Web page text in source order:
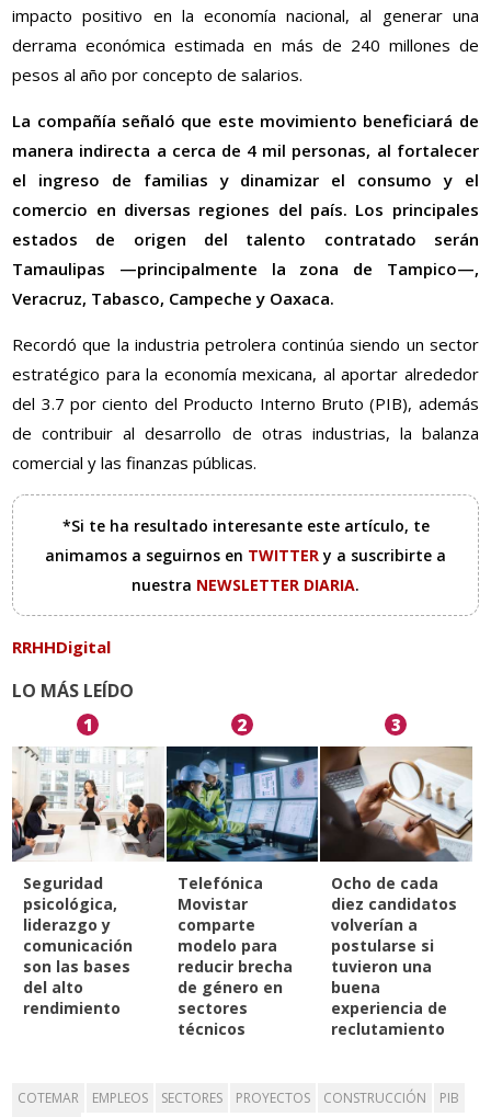
impacto positivo en la economía nacional, al generar una
derrama económica estimada en más de 240 millones de
pesos al año por concepto de salarios.
La compañía señaló que este movimiento beneficiará de
manera indirecta a cerca de 4 mil personas, al fortalecer
el ingreso de familias y dinamizar el consumo y el
comercio en diversas regiones del país. Los principales
estados de origen del talento contratado serán
Tamaulipas —principalmente la zona de Tampico—,
Veracruz, Tabasco, Campeche y Oaxaca.
Recordó que la industria petrolera continúa siendo un sector
estratégico para la economía mexicana, al aportar alrededor
del 3.7 por ciento del Producto Interno Bruto (PIB), además
de contribuir al desarrollo de otras industrias, la balanza
comercial y las finanzas públicas.
*Si te ha resultado interesante este artículo, te
animamos a seguirnos en TWITTERy a suscribirte a
nuestra NEWSLETTER DIARIA.
RRHHDigital
LO MÁS LEÍDO
1
Seguridad
psicológica,
liderazgo y
comunicación
son las bases
del alto
rendimiento
2
Telefónica
Movistar
comparte
modelo para
reducir brecha
de género en
sectores
técnicos
3
Ocho de cada
diez candidatos
volverían a
postularse si
tuvieron una
buena
experiencia de
reclutamiento
COTEMAR EMPLEOS SECTORES PROYECTOS CONSTRUCCIÓN
PIB